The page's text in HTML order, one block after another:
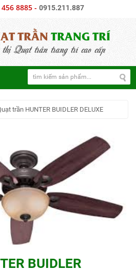
8885 - 0915.211.887
trần HUNTER BUIDLER DELUXE
BUIDLER